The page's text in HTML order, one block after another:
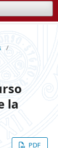
/
la
PDF